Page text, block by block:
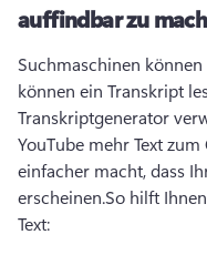
auffindbar zu
Suchmaschinen
können ein Transkript
Transkriptgenerator
YouTube mehr Text
einfacher macht, dass
erscheinen.So hilft
Text: